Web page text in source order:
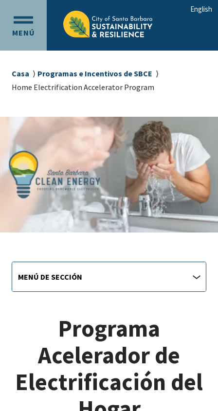
contenido
principal
navegación
English
MENÚ
OPEN
MENU
Sobrescribir
enlaces
ayuda
la
navegación
Casa
Programas e Incentivos de SBCE
Home Electrification Accelerator Program
Sustainability
main
de
sección
MENÚ DE SECCIÓN
Programa
Acelerador de
Electrificación del